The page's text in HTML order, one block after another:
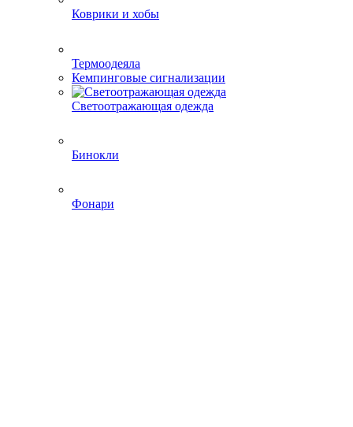
Коврики и хобы
Термоодеяла
Кемпинговые сигнализации
Светоотражающая одежда
Бинокли
Фонари